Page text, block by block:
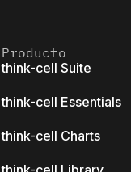
Producto
think-cell Suite
think-cell Essentials
think-cell Charts